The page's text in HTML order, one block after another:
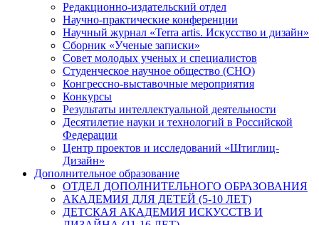
Редакционно-издательский отдел
Научно-практические конференции
Научный журнал «Terra artis. Искусство и дизайн»
Сборник «Ученые записки»
Совет молодых ученых и специалистов
Студенческое научное общество (СНО)
Конгрессно-выставочные мероприятия
Конкурсы
Результаты интеллектуальной деятельности
Десятилетие науки и технологий в Российской
Федерации
Центр проектов и исследований «Штиглиц-
Дизайн»
Дополнительное образование
ОТДЕЛ ДОПОЛНИТЕЛЬНОГО ОБРАЗОВАНИЯ
АКАДЕМИЯ ДЛЯ ДЕТЕЙ (5-10 ЛЕТ)
ДЕТСКАЯ АКАДЕМИЯ ИСКУССТВ И